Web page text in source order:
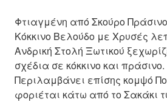
Φτιαγμένη από Σκούρο
Κόκκινο Βελούδο με Χρυσές
Ανδρική Στολή Ξωτικού
σχέδια σε κόκκινο και πράσινο.
Περιλαμβάνει επίσης κομψό
φοριέται κάτω από το Σακάκι